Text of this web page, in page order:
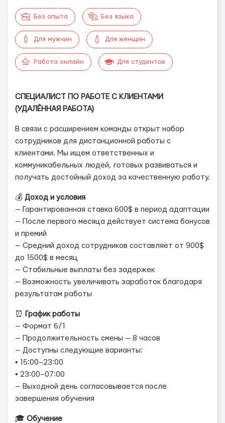
Без опыта Без языка
Для мужчин Для женщин
Работа онлайн Для студентов
СПЕЦИАЛИСТ ПО РАБОТЕ С КЛИЕНТАМИ
(УДАЛЁННАЯ РАБОТА)
В связи с расширением команды открыт набор
сотрудников для дистанционной работы с
клиентами. Мы ищем ответственных и
коммуникабельных людей, готовых развиваться и
получать достойный доход за качественную работу.
💰 Доход и условия
— Гарантированная ставка 600$ в период адаптации
— После первого месяца действует система бонусов
и премий
— Средний доход сотрудников составляет от 900$
до 1500$ в месяц
— Стабильные выплаты без задержек
— Возможность увеличивать заработок благодаря
результатам работы
⏰
График работы
— Формат 6/1
— Продолжительность смены — 8 часов
— Доступны следующие варианты:
• 15:00–23:00
• 23:00–07:00
— Выходной день согласовывается после
завершения обучения
🎓 Обучение